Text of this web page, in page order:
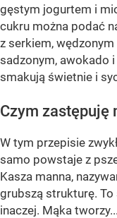
gęstym jogurtem i
cukru można podać
z serkiem,
sadzonym, awokado
smakują świetnie i
Czym zastępuję
W tym przepisie
samo powstaje z
Kasza manna,
grubszą strukturę. To
inaczej. Mąka tworzy...